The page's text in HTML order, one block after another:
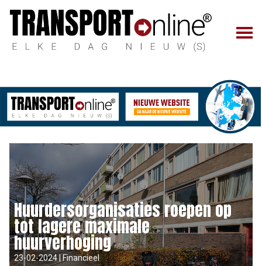
Huurdersorganisaties roepen op
tot lagere maximale
huurverhoging
23-02-2024 | Financieel